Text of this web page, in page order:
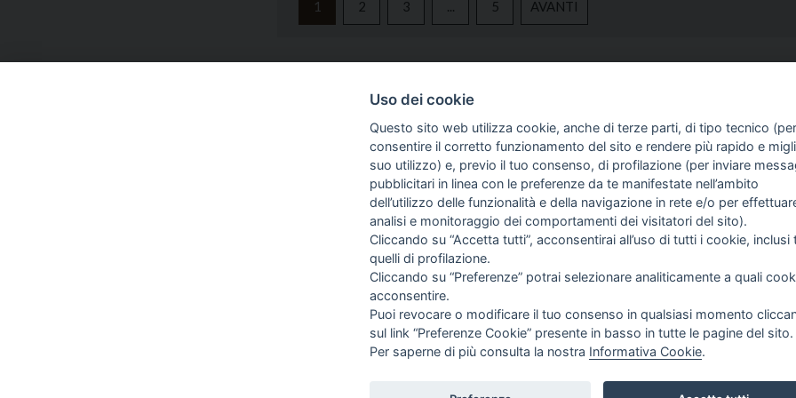
1 2 3 ... 5 AVANTI
INFO AZIENDA
DOVE SIAMO
TERMINI E CONDIZIONI
PREFERENZE COOKIE
NEWS
SCHEDE TECNICHE
VIDEO
OFFERTE
PROCEDURA
ACQUISTO
PAGAMENTI
DIRITTO DI
SPEDIZIONI E
MARCHIO REGISTRATO FENCI GROUP S.R.L. | P.I. & C.F. 14534871000
Uso dei cookie
Questo sito web utilizza cookie, anche di terze parti, di tipo tecnico (per
consentire il corretto funzionamento del sito e rendere più rapido e
suo utilizzo) e, previo il tuo consenso, di profilazione (per inviare
pubblicitari in linea con le preferenze da te manifestate nell’ambito
dell’utilizzo delle funzionalità e della navigazione in rete e/o per
analisi e monitoraggio dei comportamenti dei visitatori del sito).
Cliccando su “Accetta tutti”, acconsentirai all’uso di tutti i cookie, inclusi
quelli di profilazione.
Cliccando su “Preferenze” potrai selezionare analiticamente a quali
acconsentire.
Puoi revocare o modificare il tuo consenso in qualsiasi momento
sul link “Preferenze Cookie” presente in basso in tutte le pagine del sito.
Per saperne di più consulta la nostra Informativa Cookie.